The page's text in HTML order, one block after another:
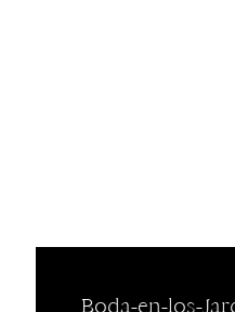
Boda-en-los-